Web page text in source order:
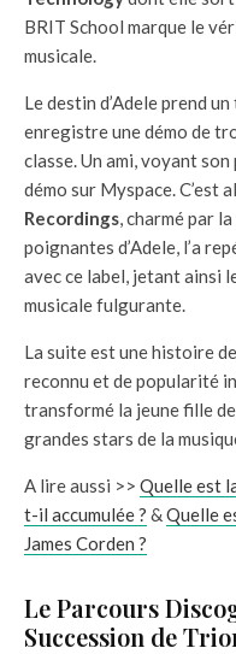
BRIT School marque le
musicale.
Le destin d’Adele prend
enregistre une démo de
classe. Un ami, voyant
démo sur Myspace. C’est
Recordings, charmé par
poignantes d’Adele, l’a
avec ce label, jetant ainsi
musicale fulgurante.
La suite est une histoire
reconnu et de popularité
transformé la jeune fille de
grandes stars de la
A lire aussi >> Quelle est
t-il accumulée ? &Quelle
James Corden ?
Le Parcours
Succession de